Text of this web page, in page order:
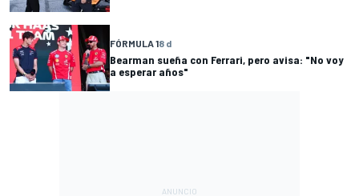
FÓRMULA 18 d
Bearman sueña con Ferrari, pero avisa: "No voy
a esperar años"